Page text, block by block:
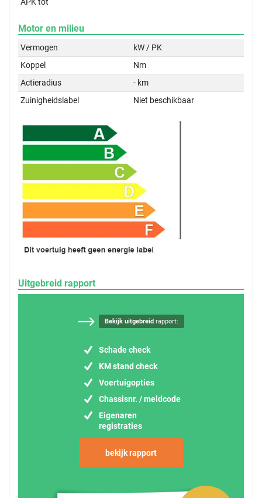
Motor en milieu
Vermogen
kW / PK
Koppel
Nm
Actieradius
- km
Zuinigheidslabel
Niet beschikbaar
Uitgebreid rapport
Bekijk uitgebreidrapport:
Schade check
KM stand check
Voertuigopties
Chassisnr. / meldcode
Eigenaren
registraties
bekijk rapport